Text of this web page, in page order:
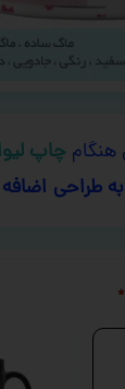
چاپ
طراحی
*